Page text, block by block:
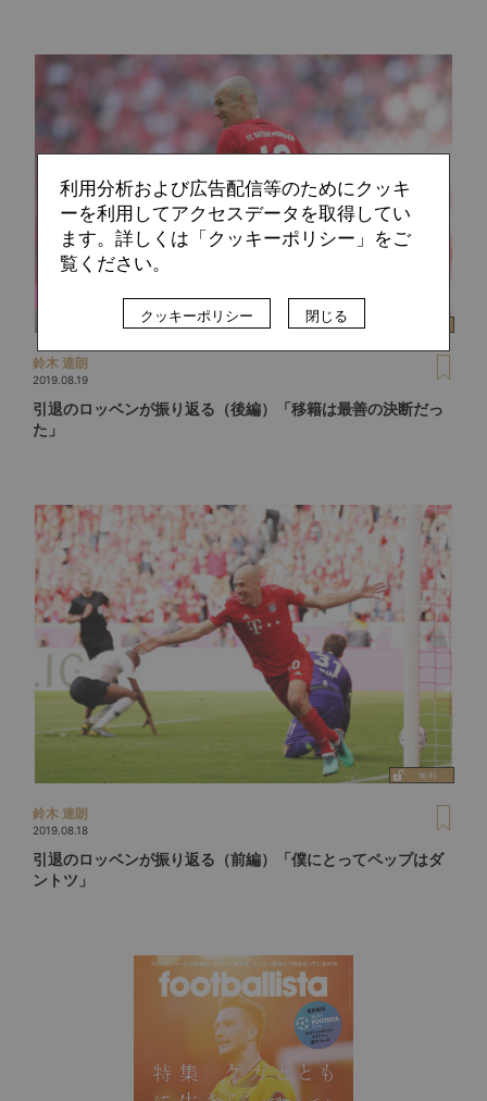
鈴木 達朗
2019.08.19
引退のロッベンが振り返る（後編）「移籍は最善の決断だっ
た」
鈴木 達朗
2019.08.18
引退のロッベンが振り返る（前編）「僕にとってペップはダ
ントツ」
利用分析および広告配信等のためにクッキ
ーを利用してアクセスデータを取得してい
ます。詳しくは「クッキーポリシー」をご
覧ください。
クッキーポリシー 閉じる